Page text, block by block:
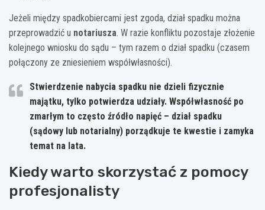
Jeżeli między spadkobiercami jest zgoda, dział spadku można
przeprowadzić u notariusza. W razie konfliktu pozostaje złożenie
kolejnego wniosku do sądu – tym razem o dział spadku (czasem
połączony ze zniesieniem współwłasności).
Stwierdzenie nabycia spadku nie dzieli fizycznie
majątku, tylko potwierdza udziały. Współwłasność po
zmarłym to często źródło napięć – dział spadku
(sądowy lub notarialny) porządkuje te kwestie i zamyka
temat na lata.
Kiedy warto skorzystać z pomocy
profesjonalisty